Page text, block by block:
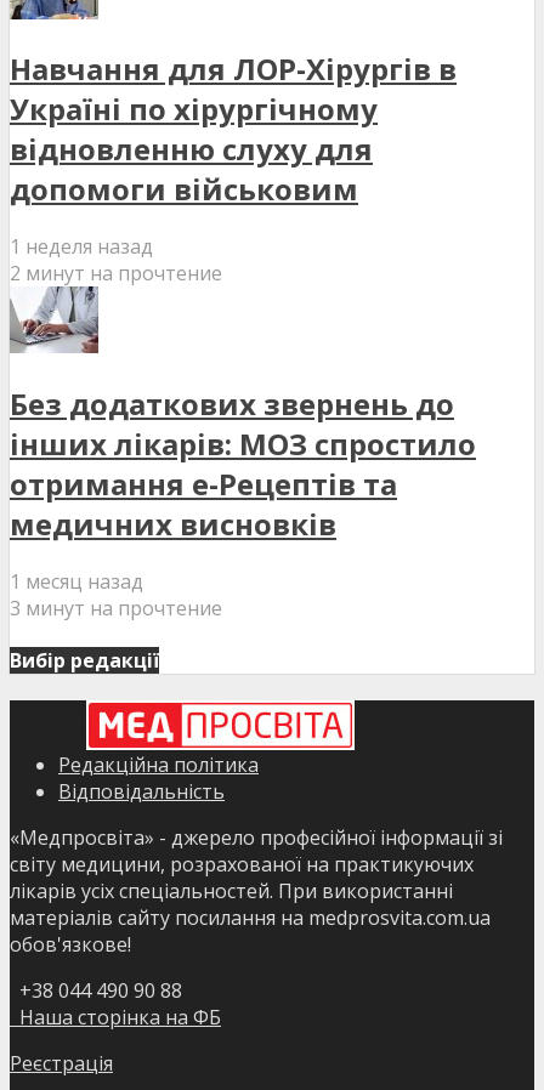
Навчання для ЛОР-Хірургів в
Україні по хірургічному
відновленню слуху для
допомоги військовим
1 неделя назад
2 минут на прочтение
Без додаткових звернень до
інших лікарів: МОЗ спростило
отримання е-Рецептів та
медичних висновків
1 месяц назад
3 минут на прочтение
Вибір редакції
Редакційна політика
Відповідальність
«Медпросвіта» - джерело професійної інформації зі
світу медицини, розрахованої на практикуючих
лікарів усіх спеціальностей. При використанні
матеріалів сайту посилання на medprosvita.com.ua
обов'язкове!
+38 044 490 90 88
Наша сторінка на ФБ
Реєстрація